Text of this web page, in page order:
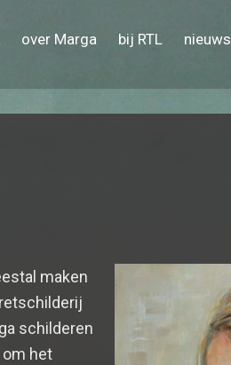
over Marga bij RTL nieuws
maken
schilderen
om het